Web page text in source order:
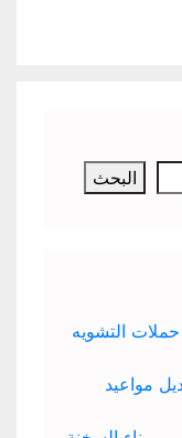
البحث
التشويه
مواعيد